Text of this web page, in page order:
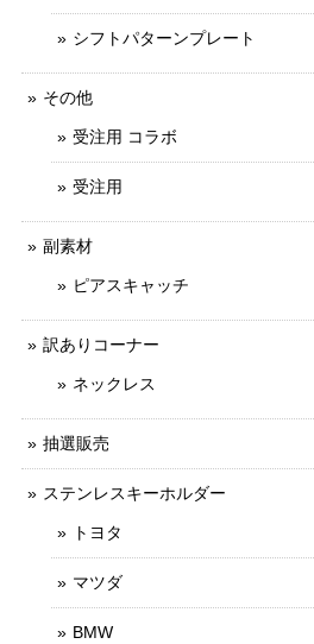
シフトパターンプレート
その他
受注用 コラボ
受注用
副素材
ピアスキャッチ
訳ありコーナー
ネックレス
抽選販売
ステンレスキーホルダー
トヨタ
マツダ
BMW